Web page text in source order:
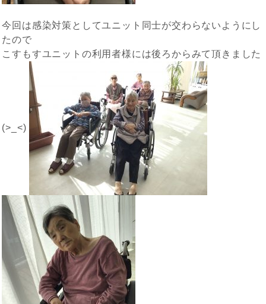
今回は感染対策としてユニット同士が交わらないようにし
たので
こすもすユニットの利用者様には後ろからみて頂きました
(>_<)